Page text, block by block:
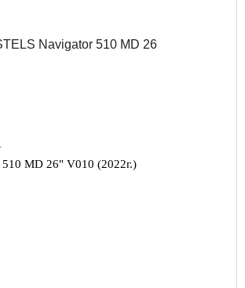
MD 26" V010 (2022г.)